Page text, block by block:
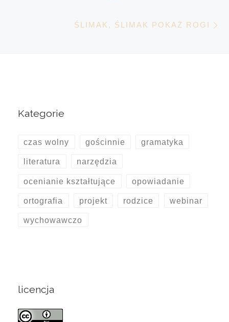
ŚLIMAK, ŚLIMAK POKAŻ ROGI
Kategorie
czas wolny gościnnie gramatyka
literatura narzędzia
ocenianie kształtujące opowiadanie
ortografia projekt rodzice webinar
wychowawczo
licencja